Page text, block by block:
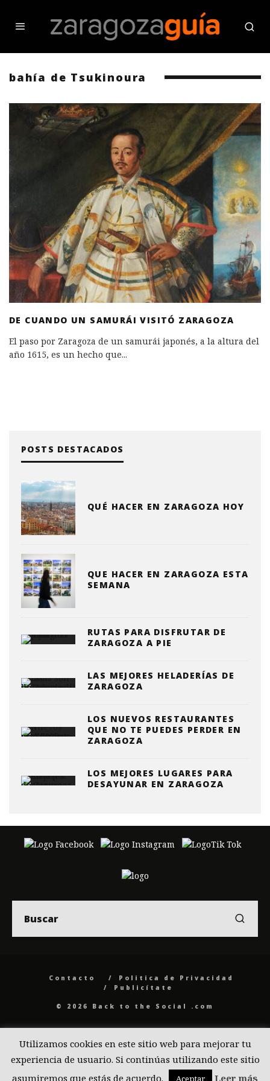
bahía de Tsukinoura
DE CUANDO UN SAMURÁI VISITÓ ZARAGOZA
El paso por Zaragoza de un samurái japonés, a la altura del
año 1615, es un hecho que...
POSTS DESTACADOS
QUÉ HACER EN ZARAGOZA HOY
QUE HACER EN ZARAGOZA ESTA
SEMANA
RUTAS PARA DISFRUTAR DE
ZARAGOZA A PIE
LAS MEJORES HELADERÍAS DE
ZARAGOZA
LOS NUEVOS RESTAURANTES
QUE NO TE PUEDES PERDER EN
ZARAGOZA
LOS MEJORES LUGARES PARA
DESAYUNAR EN ZARAGOZA
Contacto
Politica de Privacidad
Publicítate
© 2026 Back to the Social .com
Utilizamos cookies en este sitio web para mejorar tu
experiencia de usuario. Si continúas utilizando este sitio
asumiremos que estás de acuerdo.
Aceptar Leer más